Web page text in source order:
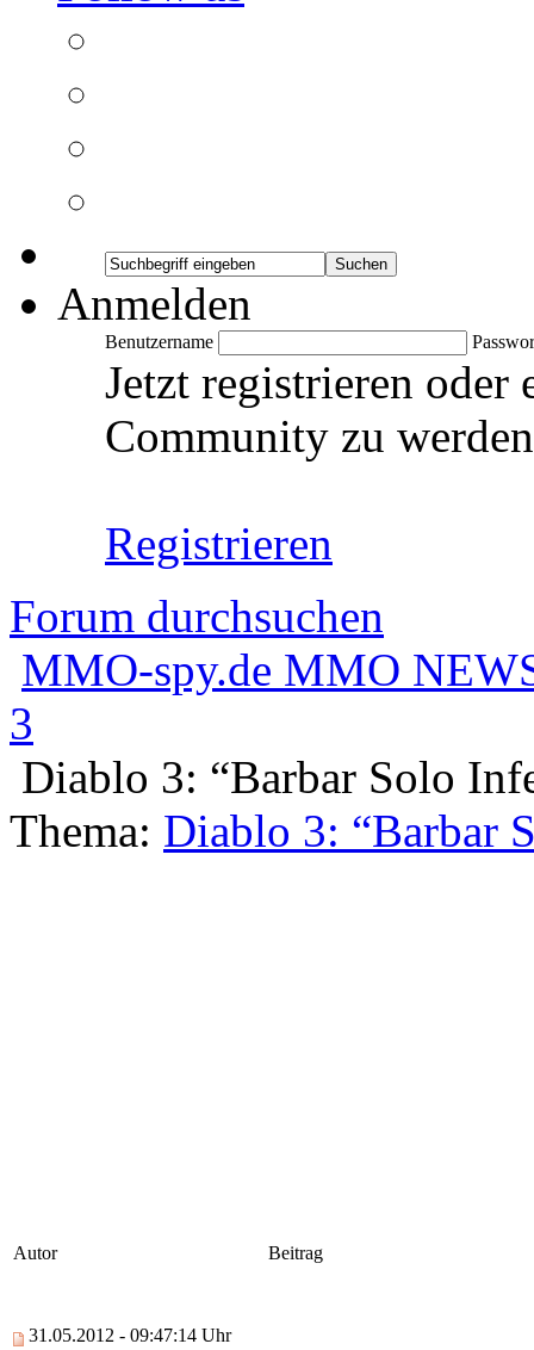
Anmelden
Benutzername
Jetzt registrieren
Community zu
Registrieren
Forum durchsuchen
MMO-spy.de MMO
3
Diablo 3: “Barbar Solo
Thema: Diablo 3: “Barbar
Autor Beitrag
31.05.2012 - 09:47:14 Uhr